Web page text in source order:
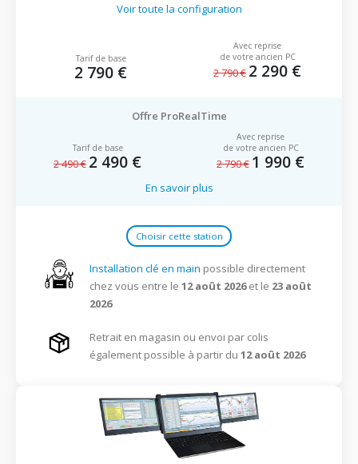
Voir toute la configuration
Tarif de base
2 790 €
Avec reprise
de votre ancien PC
2 790 € 2 290 €
Offre ProRealTime
Tarif de base
2 490 € 2 490 €
Avec reprise
de votre ancien PC
2 790 € 1 990 €
En savoir plus
Choisir cette station
Installation clé en main possible directement
chez vous entre le 12 août 2026et le 23 août
2026
Retrait en magasin ou envoi par colis
également possible à partir du 12 août 2026